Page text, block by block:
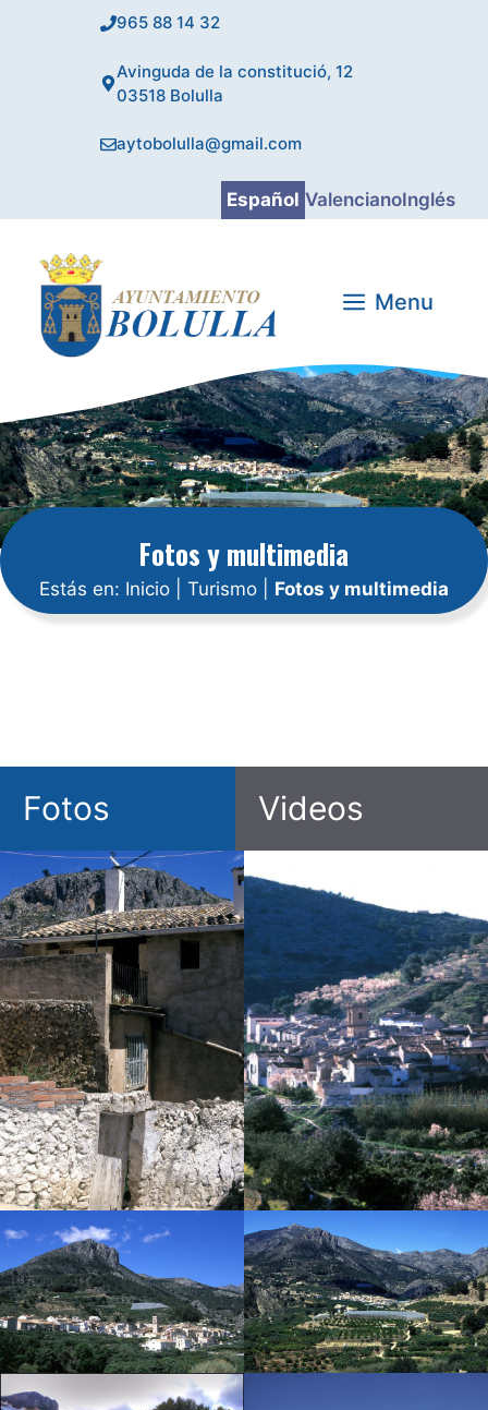
965 88 14 32
Avinguda de la constitució, 12
03518 Bolulla
aytobolulla@gmail.com
Español ValencianoInglés
Menu
Fotos y multimedia
Estás en: Inicio Turismo Fotos y multimedia
Fotos Videos